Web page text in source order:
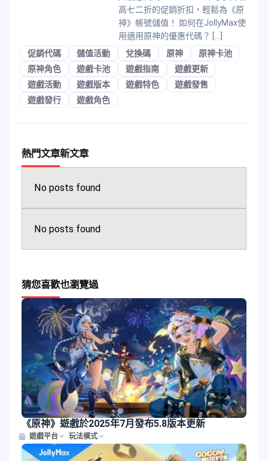
高七二折的促銷折扣，輕鬆為《原
神》帳號儲值！ 如何在JollyMax使
用適用原神的優惠代碼？ […]
促銷代碼
儲值活動 兌換碼 原神
原神卡池
原神角色
遊戲卡池 遊戲指南
遊戲更新
遊戲活動
遊戲版本 遊戲特色
遊戲發售
遊戲發行
遊戲角色
熱門文章新文章
No posts found
No posts found
猜您喜歡也瀏覽過
《原神》遊戲於2025年7月發布5.8版本更新
遊戲平台 玩法模式